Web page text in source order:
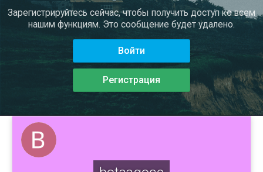
Зарегистрируйтесь сейчас, чтобы получить доступ ко всем
нашим функциям. Это сообщение будет удалено.
Войти
Регистрация